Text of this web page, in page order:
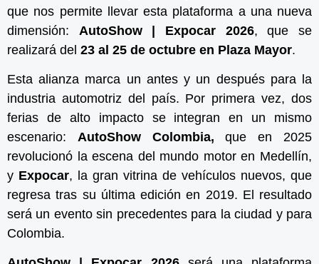
que nos permite llevar esta plataforma a una nueva
dimensión: AutoShow | Expocar 2026, que se
realizará del 23 al 25 de octubre en Plaza Mayor.
Esta alianza marca un antes y un después para la
industria automotriz del país. Por primera vez, dos
ferias de alto impacto se integran en un mismo
escenario: AutoShow Colombia, que en 2025
revolucionó la escena del mundo motor en Medellín,
y Expocar, la gran vitrina de vehículos nuevos, que
regresa tras su última edición en 2019. El resultado
será un evento sin precedentes para la ciudad y para
Colombia.